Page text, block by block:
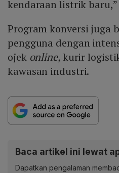
kendaraan listrik baru,”
Program konversi juga
pengguna dengan
ojek online,kurir
kawasan industri.
Baca artikel ini lewat
Dapatkan pengalaman